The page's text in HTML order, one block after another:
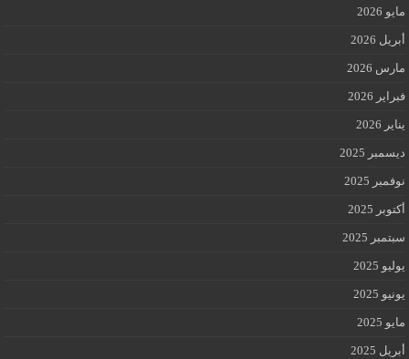
مايو 2026
أبريل 2026
مارس 2026
فبراير 2026
يناير 2026
ديسمبر 2025
نوفمبر 2025
أكتوبر 2025
سبتمبر 2025
يوليو 2025
يونيو 2025
مايو 2025
أبريل 2025